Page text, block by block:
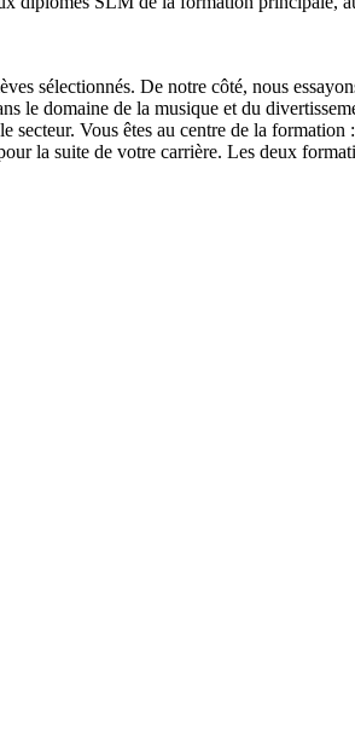
sélectionnés. De notre côté, nous
le domaine de la musique et du
secteur. Vous êtes au centre de la
la suite de votre carrière. Les deux